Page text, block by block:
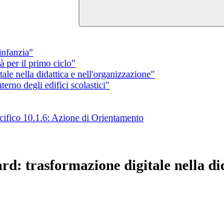
per il primo ciclo"
nella didattica e nell'organizzazione"
degli edifici scolastici"
10.1.6: Azione di Orientamento
trasformazione digitale nella